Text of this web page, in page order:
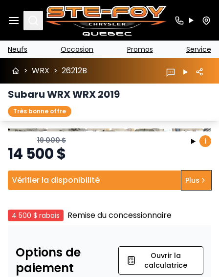
Search
Neufs Occasion Promos Service
> WRX > 26212B
Subaru WRX WRX 2019
Très bonne offre
ArrêterPrécédent
Suivant
19 000$
14 500$
i
Vérifier la disponibilité Plus
4 500 $ rabais Remise du concessionnaire
Options de
paiement
Ouvrir la
calculatrice